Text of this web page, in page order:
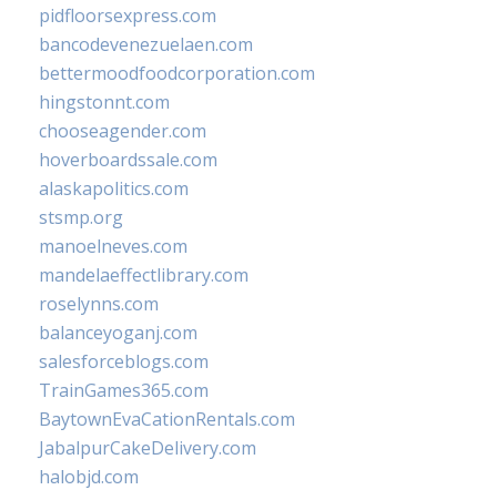
pidfloorsexpress.com
bancodevenezuelaen.com
bettermoodfoodcorporation.com
hingstonnt.com
chooseagender.com
hoverboardssale.com
alaskapolitics.com
stsmp.org
manoelneves.com
mandelaeffectlibrary.com
roselynns.com
balanceyoganj.com
salesforceblogs.com
TrainGames365.com
BaytownEvaCationRentals.com
JabalpurCakeDelivery.com
halobjd.com